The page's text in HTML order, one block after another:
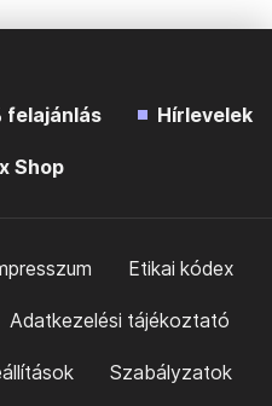
felajánlás Hírlevelek
Shop
Etikai kódex
Adatkezelési tájékoztató
Szabályzatok